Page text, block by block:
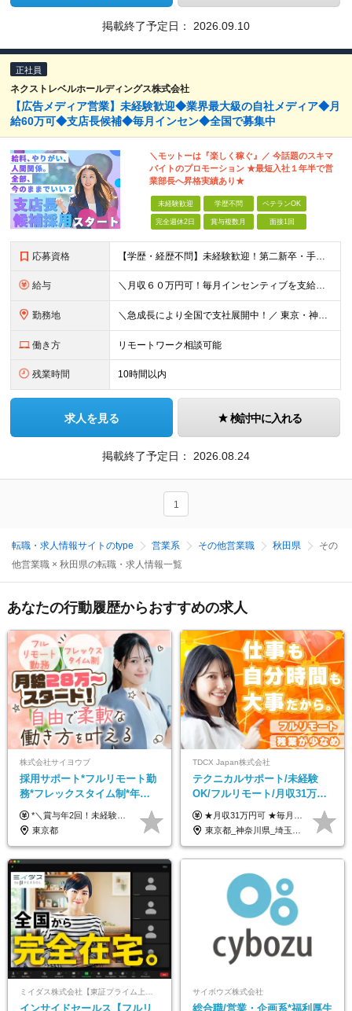
掲載終了予定日： 2026.09.10
正社員
ネクストレベルホールディングス株式会社
【広告メディア営業】未経験歓迎◆業界最大級の自社メディア◆月
給60万可◆支店長候補◆毎月インセン◆全国で募集中
＼モットーは『楽しく稼ぐ』／ 今話題のスキマ
バイトのプロモーション ★最短⼊社１年半で営
業部⻑へ昇格実績あり★
未経験歓迎 学歴不問 ベテランOK
完全週休2日 賞与複数月 面接1回
応募資格 【学歴・経歴不問】未経験歓迎！第⼆新卒・⼿に職をつけたい・新たな挑戦者⼤歓迎！⼈柄・意欲重視の採⽤♪ ＼これまでの経験・スキルは⼀切不問／ 新たな⼀歩を全⼒で応援します！ ★経歴・学歴不問 ★未経
給与 ＼⽉収６０万円可！毎⽉インセンティブを⽀給／ ⽉給３０万円〜+ダブルインセンティブ（個⼈+⽀店達成率に応じて） ※営業⼿当含む ▼下記固定残業代を含みます ・関東圏：5万8000円〜（⽉36h分）＋
勤務地 ＼急成⻑により全国で⽀社展開中！／ 東京・神奈川・埼⽟・千葉・⼤阪・名古屋・神⼾・新潟・⾦沢・京都・広島・福岡などで募集中！ ★東京、⼤阪、名古屋、福岡は急募のため、特に選考優遇します★ ◎勤務地は
働き方 リモートワーク相談可能
残業時間 10時間以内
求人を見る 検討中に入れる
掲載終了予定日： 2026.08.24
1
転職・求人情報サイトのtype 営業系 その他営業職 秋田県
その
他営業職 × 秋田県の転職・求人情報一覧
あなたの行動履歴からおすすめの求人
株式会社サイヨウブ
採用サポート*フルリモート勤
務*フレックスタイム制*年休
120日*土日祝休み*残業ほぼな
し*育児中社員8割以上
*＼賞与年2回！未経験から月給28万円スタート／* ◆月給28万～40万円＋賞与年2回＋各種インセンティブ ※経験・スキルを考慮の上、決定します ※試用期間6ヶ月間あり（期間中は月給26万円～になります。その他待遇等に差異はありません） ※月給には月35時間分の固定残業代含む（月5万4800円/超過分別途支給） ※ほとんどのメンバーが残業ゼロです！フレックスタイム制のため、自分の生活に合わせて調整できます。 ＼希望性で土曜日出勤あり／ お客様より「土曜日に応募者の対応をしてほしい」という ご要望を受けた際に、応募者対応⇒求職者との メッセージのやり取りなど、対応が発生する場合があります。 ※土曜日に出勤いただく場合は ・2時間稼働：4500円 ・4時間稼働：9000円 の給与が発生。勤務時間が4時間超えることは原則ありません。 短期間で高い給与をGETできるチャンスです♪
東京都
TDCX Japan株式会社
テクニカルサポート/未経験
OK/フルリモート/月収31万円
可/月最大3万のインセンティ
ブ支給/平均年齢33歳
★月収31万円可 ★毎月「最大3万円」のインセンティブあり 月給266,228円～＋スキル手当（15,000円）＋インセンティブ（月最大3万円） ※月給例（月額最大額）：281,228 円＋残業代発生分 インセンティブを最大まで取得できた場合は、月額最大額：311,228円＋残業代発生分 となります ※経験・スキルなどを考慮し決定します ※残業代は1分単位で支給 ※試用期間3ヵ月あり（契約社員期間も給与・待遇に変更なし） ※インセンティブは効率性、顧客満足、勤怠状況等の結果により毎月金額が決定されます。 ＼”頑張り”はインセンティブで還元！／ 入社3ヶ月目から、目標数字やKPI、勤怠状況、お客様アンケートなどをもとに評価をスタート。 最短4ヶ月目にはインセンティブの支給も可能です！
東京都_神奈川県_埼玉県_千葉県_大阪府_愛知県_北海道_青森県_岩手県_宮城県_秋田県_山形県_福島県_茨城県_栃木県_群馬県_新潟県_山梨県_長野県_富山県_石川県_福井県_静岡県_岐阜県_三重県_兵庫県_京都府_滋賀県_奈良県_和歌山県_広島県_岡山県_鳥取県_島根県_山口県_徳島県_香川県_愛媛県_高知県_福岡県_熊本県_佐賀県_長崎県_大分県_宮崎県_鹿児島県_沖縄県
インサイドセールス【フルリ
サイボウズ株式会社
総合職/営業・企画系*福利厚生